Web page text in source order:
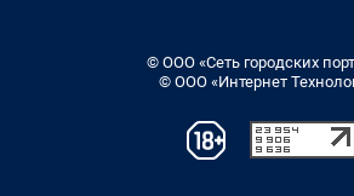
© ООО «Сеть городских
© ООО «Интернет